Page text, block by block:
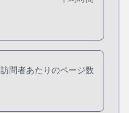
訪問者あたりのページ数